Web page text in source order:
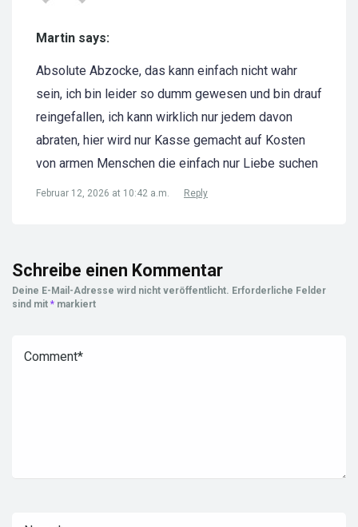
Martin says:
Absolute Abzocke, das kann einfach nicht wahr
sein, ich bin leider so dumm gewesen und bin drauf
reingefallen, ich kann wirklich nur jedem davon
abraten, hier wird nur Kasse gemacht auf Kosten
von armen Menschen die einfach nur Liebe suchen
Februar 12, 2026 at 10:42 a.m. Reply
Schreibe einen Kommentar
Deine E-Mail-Adresse wird nicht veröffentlicht. Erforderliche Felder
sind mit * markiert